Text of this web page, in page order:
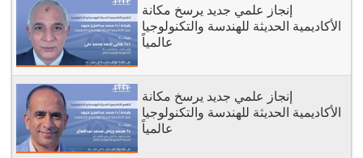
إنجاز علمي جديد يرسخ مكانة
الأكاديمية الحديثة للهندسة والتكنولوجيا
عالمياً
إنجاز علمي جديد يرسخ مكانة
الأكاديمية الحديثة للهندسة والتكنولوجيا
عالمياً